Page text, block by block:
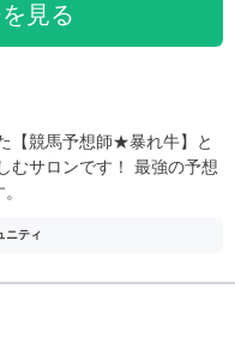
見る
【競馬予想師★暴れ牛】と
むサロンです！ 最強の予想
ニティ